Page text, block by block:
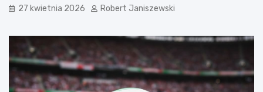
27 kwietnia 2026 Robert Janiszewski